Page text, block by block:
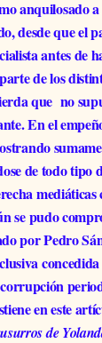
anquilosado
desde que el
antes de
de los
que no
En el
de todo tipo
mediáticas
se pudo
por Pedro
en este
de